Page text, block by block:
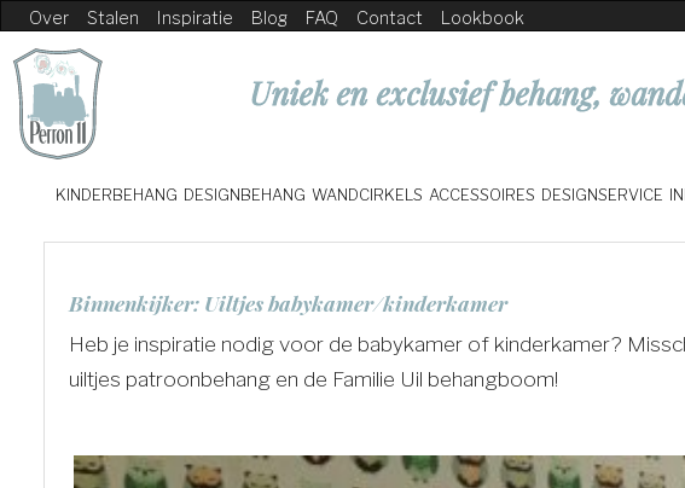
Over Stalen Inspiratie Blog FAQ Contact Lookbook
Uniek en exclusief behang,
KINDERBEHANG DESIGNBEHANG WANDCIRKELS ACCESSOIRES DESIGNSERVICE
Binnenkijker: Uiltjes babykamer/kinderkamer
Heb je inspiratie nodig voor de babykamer of kinderkamer?
uiltjes patroonbehang en de Familie Uil behangboom!